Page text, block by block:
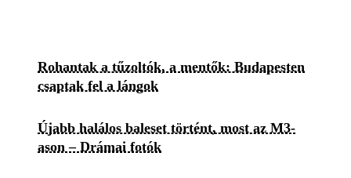
Rohantak a tűzoltók, a mentők: Budapesten
csaptak fel a lángok
Újabb halálos baleset történt, most az M3-
ason – Drámai fotók